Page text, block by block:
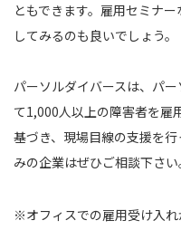
ともできます。雇用セミナ
してみるのも良いでしょう。
パーソルダイバースは、パ
て1,000人以上の障害者を雇
基づき、現場目線の支援を
みの企業はぜひご相談下さい
※オフィスでの雇用受け入